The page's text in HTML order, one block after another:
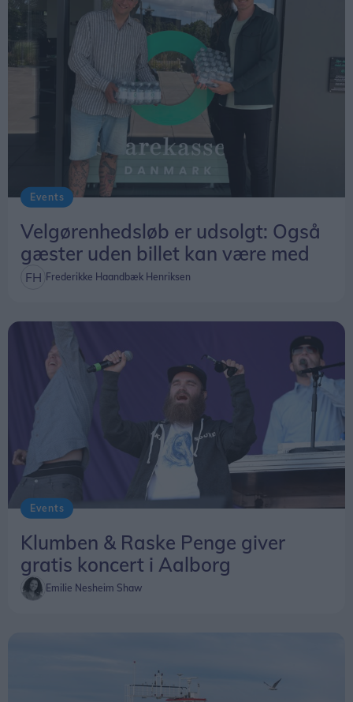
livsfare, da vandet er meget dybt og kan være
særdeles koldt, også om sommeren. Bliv på land
og nyd udsigten.
Der står også, at al færdsel i området sker på eget
ansvar.
Events
Velgørenhedsløb er udsolgt: Også
gæster uden billet kan være med
Frederikke Haandbæk Henriksen
Events
Klumben & Raske Penge giver
gratis koncert i Aalborg
Emilie Nesheim Shaw